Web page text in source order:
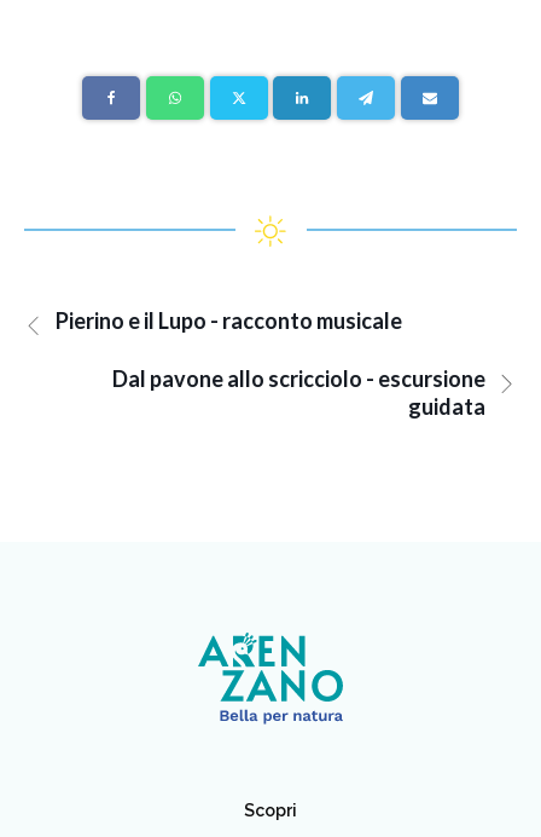
Pierino e il Lupo - racconto musicale
Dal pavone allo scricciolo - escursione
guidata
Scopri